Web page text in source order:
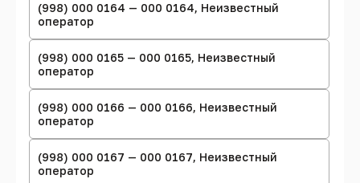
(998) 000 0164 — 000 0164, Неизвестный
оператор
(998) 000 0165 — 000 0165, Неизвестный
оператор
(998) 000 0166 — 000 0166, Неизвестный
оператор
(998) 000 0167 — 000 0167, Неизвестный
оператор